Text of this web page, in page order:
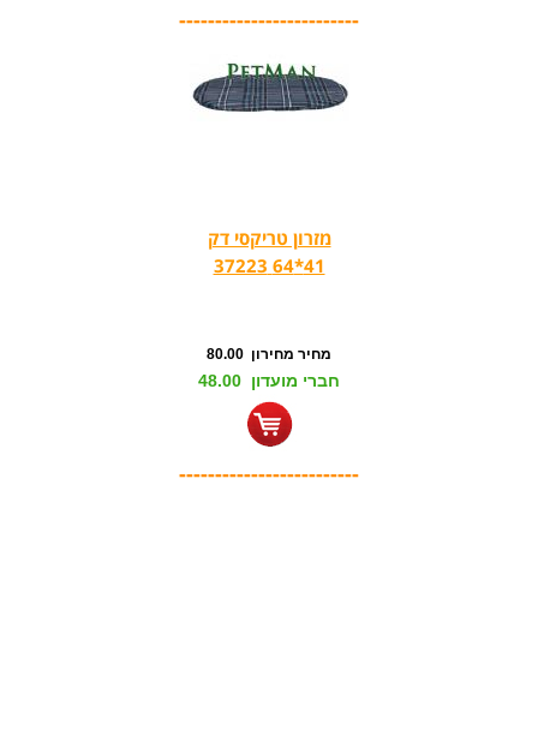
-------------------------
מזרון טריקסי דק
41*64 37223
מחיר מחירון 80.00
חברי מועדון 48.00
-------------------------